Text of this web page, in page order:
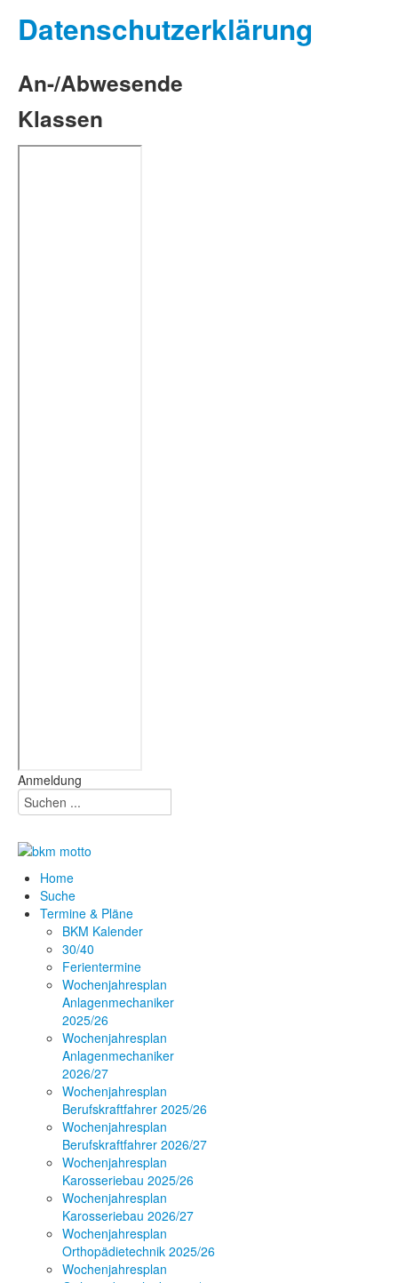
Datenschutzerklärung
An-/Abwesende
Klassen
Anmeldung
Home
Suche
Termine & Pläne
BKM Kalender
30/40
Ferientermine
Wochenjahresplan
Anlagenmechaniker
2025/26
Wochenjahresplan
Anlagenmechaniker
2026/27
Wochenjahresplan
Berufskraftfahrer 2025/26
Wochenjahresplan
Berufskraftfahrer 2026/27
Wochenjahresplan
Karosseriebau 2025/26
Wochenjahresplan
Karosseriebau 2026/27
Wochenjahresplan
Orthopädietechnik 2025/26
Wochenjahresplan